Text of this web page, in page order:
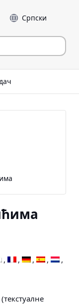
Језик